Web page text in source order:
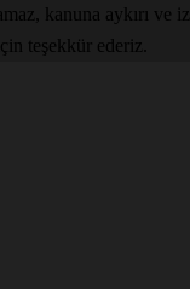
kanuna aykırı
teşekkür ederiz.